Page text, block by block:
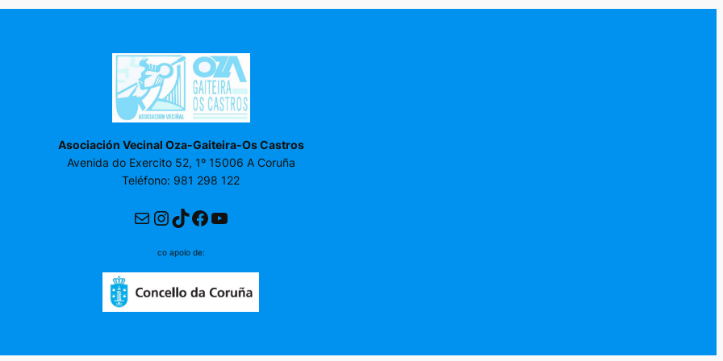
Asociación Vecinal Oza-Gaiteira-Os Castros
Avenida do Exercito 52, 1º 15006 A Coruña
Teléfono: 981 298 122
Correo electrónico
Instagram
TikTok
Facebook
YouTube
co apoio de: